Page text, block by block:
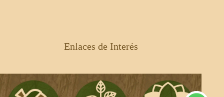
Enlaces de Interés